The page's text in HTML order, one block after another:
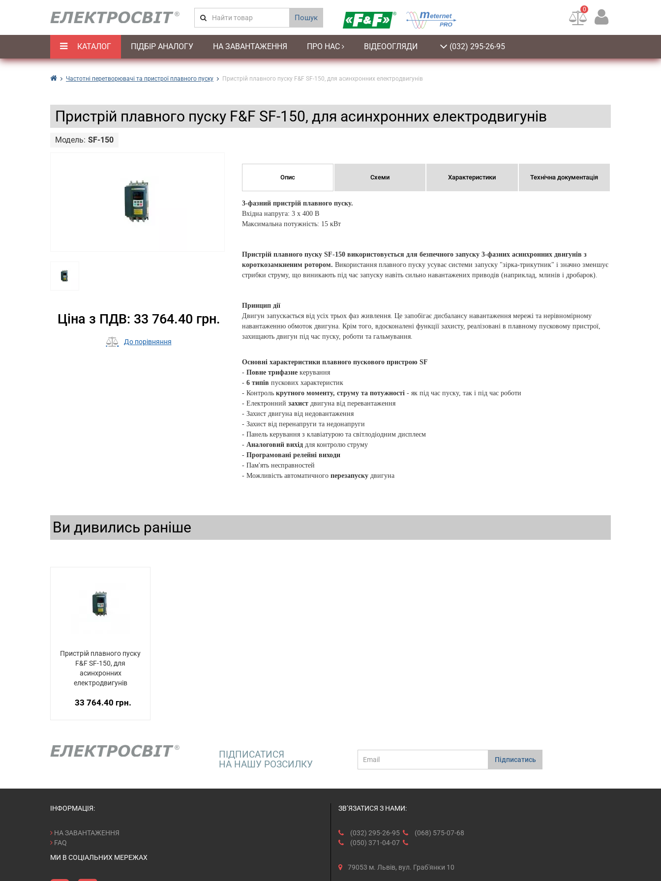
Пошук
0
КАТАЛОГ ПІДБІР АНАЛОГУ НА ЗАВАНТАЖЕННЯ ПРО НАС ВІДЕООГЛЯДИ (032) 295-26-95
Частотні перетворювачі та пристрої плавного пуску Пристрій плавного пуску F&F SF-150, для асинхронних електродвигунів
Пристрій плавного пуску F&F SF-150, для асинхронних електродвигунів
Модель: SF-150
Ціна з ПДВ: 33 764.40 грн.
До порівняння
Опис Схеми Характеристики Технічна документація
3-фазний пристрій плавного пуску.
Вхідна напруга: 3 x 400 В
Максимальна потужність: 15 кВт
Пристрій плавного пуску SF-150 використовується для безпечного запуску 3-фазних асинхронних двигунів з
короткозамкненим ротором. Використання плавного пуску усуває системи запуску "зірка-трикутник" і значно зменшує
стрибки струму, що виникають під час запуску навіть сильно навантажених приводів (наприклад, млинів і дробарок).
Принцип дії
Двигун запускається від усіх трьох фаз живлення. Це запобігає дисбалансу навантаження мережі та нерівномірному
навантаженню обмоток двигуна. Крім того, вдосконалені функції захисту, реалізовані в плавному пусковому пристрої,
захищають двигун під час пуску, роботи та гальмування.
Основні характеристики плавного пускового пристрою SF
- Повне трифазне керування
- 6 типів пускових характеристик
- Контроль крутного моменту, струму та потужності - як під час пуску, так і під час роботи
- Електронний захист двигуна від перевантаження
- Захист двигуна від недовантаження
- Захист від перенапруги та недонапруги
- Панель керування з клавіатурою та світлодіодним дисплеєм
- Аналоговий вихід для контролю струму
- Програмовані релейні виходи
- Пам'ять несправностей
- Можливість автоматичного перезапуску двигуна
Ви дивились раніше
Пристрій плавного пуску
F&F SF-150, для
асинхронних
електродвигунів
33 764.40 грн.
ПІДПИСАТИСЯ
НА НАШУ РОЗСИЛКУ
mail
Підписатись
ІНФОРМАЦІЯ:
НА ЗАВАНТАЖЕННЯ
FAQ
МИ В СОЦІАЛЬНИХ МЕРЕЖАХ
ЗВ’ЯЗАТИСЯ З НАМИ:
(032) 295-26-95
(050) 371-04-07
(068) 575-07-68
79053 м. Львів, вул. Граб'янки 10